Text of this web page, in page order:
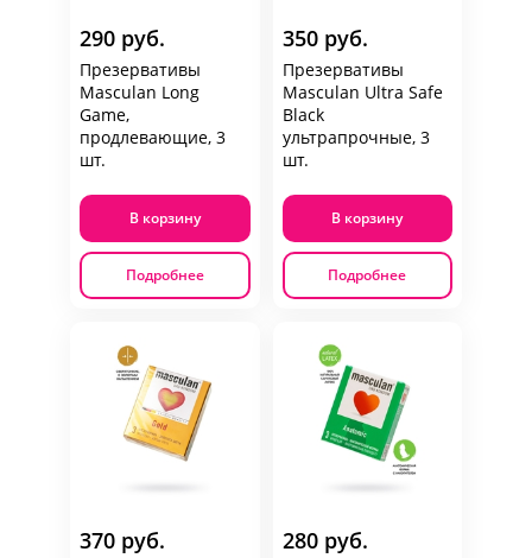
290 руб.
Презервативы
Masculan Long
Game,
продлевающие, 3
шт.
В корзину
Подробнее
350 руб.
Презервативы
Masculan Ultra Safe
Black
ультрапрочные, 3
шт.
В корзину
Подробнее
370 руб. 280 руб.